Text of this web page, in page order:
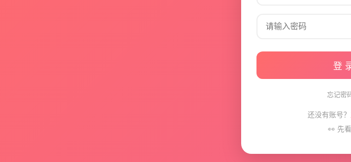
登
忘记密
还没有账号？
👀 先